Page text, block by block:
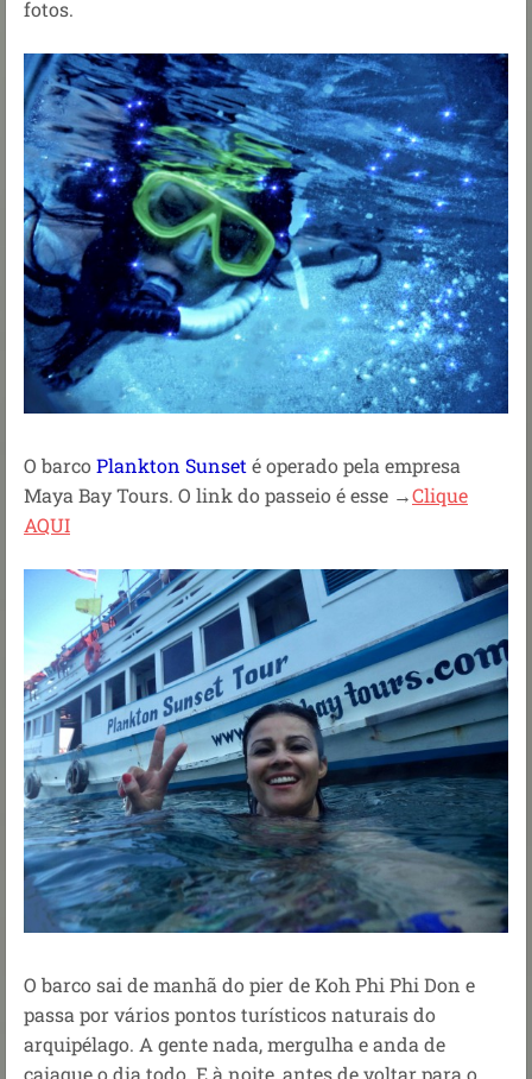
fotos.
O barcoPlankton Sunset é operado pela empresa
Maya Bay Tours. O link do passeio é esse →Clique
AQUI
O barco sai de manhã do pier de Koh Phi Phi Don e
passa por vários pontos turísticos naturais do
arquipélago. A gente nada, mergulha e anda de
caiaque o dia todo. E à noite, antes de voltar para o